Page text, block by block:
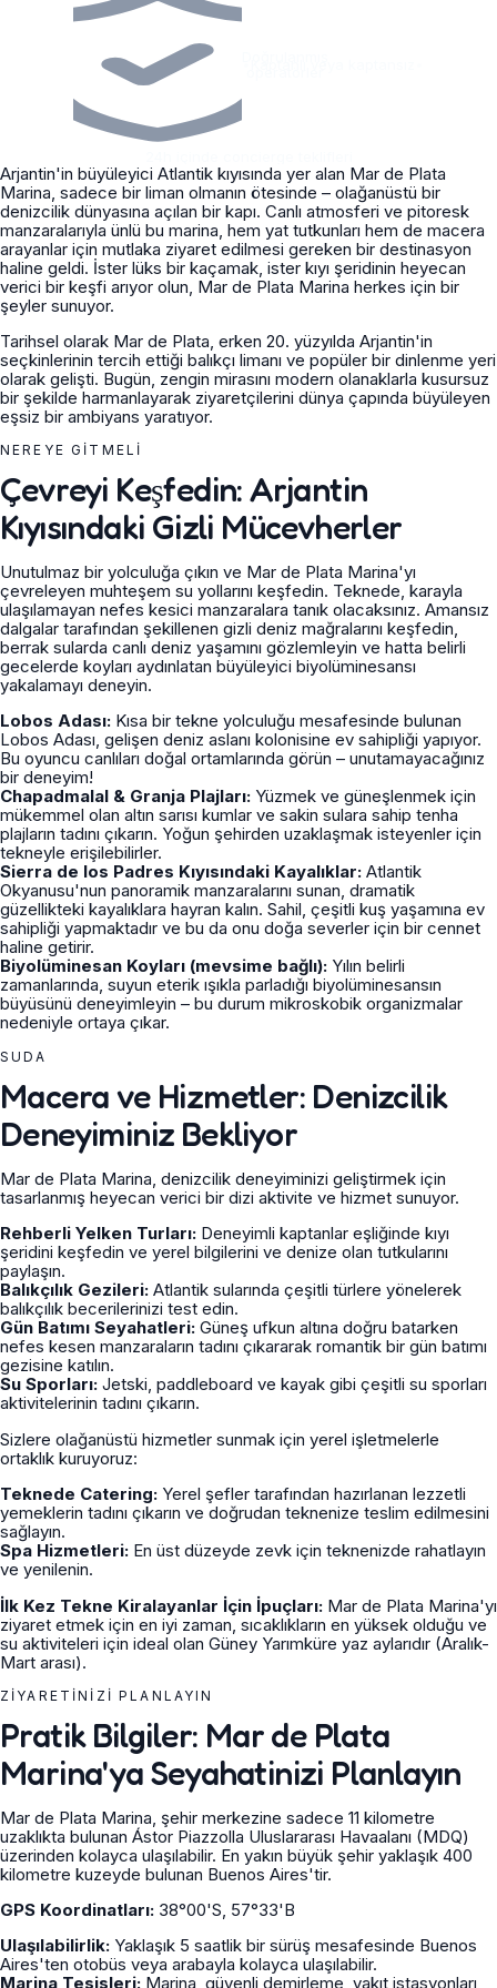
Arjantin'in büyüleyici Atlantik kıyısında yer alan Mar de Plata
Marina, sadece bir liman olmanın ötesinde – olağanüstü bir
denizcilik dünyasına açılan bir kapı. Canlı atmosferi ve pitoresk
manzaralarıyla ünlü bu marina, hem yat tutkunları hem de macera
arayanlar için mutlaka ziyaret edilmesi gereken bir destinasyon
haline geldi. İster lüks bir kaçamak, ister kıyı şeridinin heyecan
verici bir keşfi arıyor olun, Mar de Plata Marina herkes için bir
şeyler sunuyor.
Tarihsel olarak Mar de Plata, erken 20. yüzyılda Arjantin'in
seçkinlerinin tercih ettiği balıkçı limanı ve popüler bir dinlenme yeri
olarak gelişti. Bugün, zengin mirasını modern olanaklarla kusursuz
bir şekilde harmanlayarak ziyaretçilerini dünya çapında büyüleyen
eşsiz bir ambiyans yaratıyor.
NEREYE GITMELI
Çevreyi Keşfedin: Arjantin
Kıyısındaki Gizli Mücevherler
Unutulmaz bir yolculuğa çıkın ve Mar de Plata Marina'yı
çevreleyen muhteşem su yollarını keşfedin. Teknede, karayla
ulaşılamayan nefes kesici manzaralara tanık olacaksınız. Amansız
dalgalar tarafından şekillenen gizli deniz mağralarını keşfedin,
berrak sularda canlı deniz yaşamını gözlemleyin ve hatta belirli
gecelerde koyları aydınlatan büyüleyici biyolüminesansı
yakalamayı deneyin.
Lobos Adası: Kısa bir tekne yolculuğu mesafesinde bulunan
Lobos Adası, gelişen deniz aslanı kolonisine ev sahipliği yapıyor.
Bu oyuncu canlıları doğal ortamlarında görün – unutamayacağınız
bir deneyim!
Chapadmalal & Granja Plajları: Yüzmek ve güneşlenmek için
mükemmel olan altın sarısı kumlar ve sakin sulara sahip tenha
plajların tadını çıkarın. Yoğun şehirden uzaklaşmak isteyenler için
tekneyle erişilebilirler.
Sierra de los Padres Kıyısındaki Kayalıklar: Atlantik
Okyanusu'nun panoramik manzaralarını sunan, dramatik
güzellikteki kayalıklara hayran kalın. Sahil, çeşitli kuş yaşamına ev
sahipliği yapmaktadır ve bu da onu doğa severler için bir cennet
haline getirir.
Biyolüminesan Koyları (mevsime bağlı): Yılın belirli
zamanlarında, suyun eterik ışıkla parladığı biyolüminesansın
büyüsünü deneyimleyin – bu durum mikroskobik organizmalar
nedeniyle ortaya çıkar.
SUDA
Macera ve Hizmetler: Denizcilik
Deneyiminiz Bekliyor
Mar de Plata Marina, denizcilik deneyiminizi geliştirmek için
tasarlanmış heyecan verici bir dizi aktivite ve hizmet sunuyor.
Rehberli Yelken Turları: Deneyimli kaptanlar eşliğinde kıyı
şeridini keşfedin ve yerel bilgilerini ve denize olan tutkularını
paylaşın.
Balıkçılık Gezileri: Atlantik sularında çeşitli türlere yönelerek
balıkçılık becerilerinizi test edin.
Gün Batımı Seyahatleri: Güneş ufkun altına doğru batarken
nefes kesen manzaraların tadını çıkararak romantik bir gün batımı
gezisine katılın.
Su Sporları: Jetski, paddleboard ve kayak gibi çeşitli su sporları
aktivitelerinin tadını çıkarın.
Sizlere olağanüstü hizmetler sunmak için yerel işletmelerle
ortaklık kuruyoruz:
Teknede Catering: Yerel şefler tarafından hazırlanan lezzetli
yemeklerin tadını çıkarın ve doğrudan teknenize teslim edilmesini
sağlayın.
Spa Hizmetleri: En üst düzeyde zevk için teknenizde rahatlayın
ve yenilenin.
İlk Kez Tekne Kiralayanlar İçin İpuçları: Mar de Plata Marina'yı
ziyaret etmek için en iyi zaman, sıcaklıkların en yüksek olduğu ve
su aktiviteleri için ideal olan Güney Yarımküre yaz aylarıdır (Aralık-
Mart arası).
ZIYARETINIZI PLANLAYIN
Pratik Bilgiler: Mar de Plata
Marina'ya Seyahatinizi Planlayın
Mar de Plata Marina, şehir merkezine sadece 11 kilometre
uzaklıkta bulunan Ástor Piazzolla Uluslararası Havaalanı (MDQ)
üzerinden kolayca ulaşılabilir. En yakın büyük şehir yaklaşık 400
kilometre kuzeyde bulunan Buenos Aires'tir.
GPS Koordinatları: 38°00'S, 57°33'B
Ulaşılabilirlik: Yaklaşık 5 saatlik bir sürüş mesafesinde Buenos
Aires'ten otobüs veya arabayla kolayca ulaşılabilir.
Marina Tesisleri: Marina, güvenli demirleme, yakıt istasyonları,